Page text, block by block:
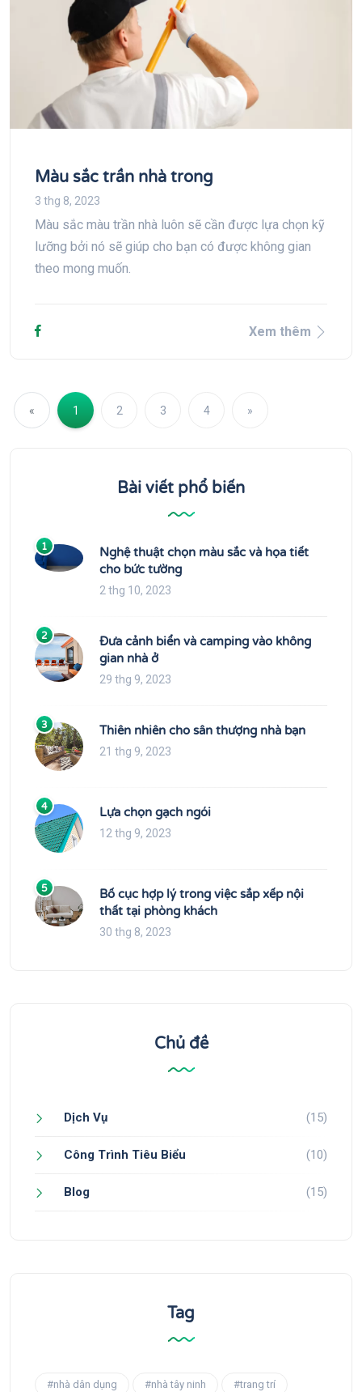
Màu sắc trần nhà trong
3 thg 8, 2023
Màu sắc màu trần nhà luôn sẽ cần được lựa chọn kỹ
lưỡng bởi nó sẽ giúp cho bạn có được không gian
theo mong muốn.
Xem thêm
« Previous1 2 3 4 »
Bài viết phổ biến
1
Nghệ thuật chọn màu sắc và họa tiết
cho bức tường
2 thg 10, 2023
2
Đưa cảnh biển và camping vào không
gian nhà ở
29 thg 9, 2023
3 Thiên nhiên cho sân thượng nhà bạn
21 thg 9, 2023
4 Lựa chọn gạch ngói
12 thg 9, 2023
5
Bố cục hợp lý trong việc sắp xếp nội
thất tại phòng khách
30 thg 8, 2023
Chủ đề
Dịch Vụ (15)
Công Trình Tiêu Biểu (10)
Blog (15)
Tag
#nhà dân dụng #nhà tây ninh #trang trí